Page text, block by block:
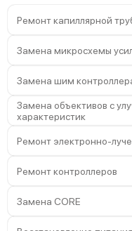
Поломка внутренней
Ремонт капиллярной
Замена микросхемы
Замена шим
Замена объективов с
характеристик
Ремонт электронно-
Ремонт контроллеров
Замена CORE